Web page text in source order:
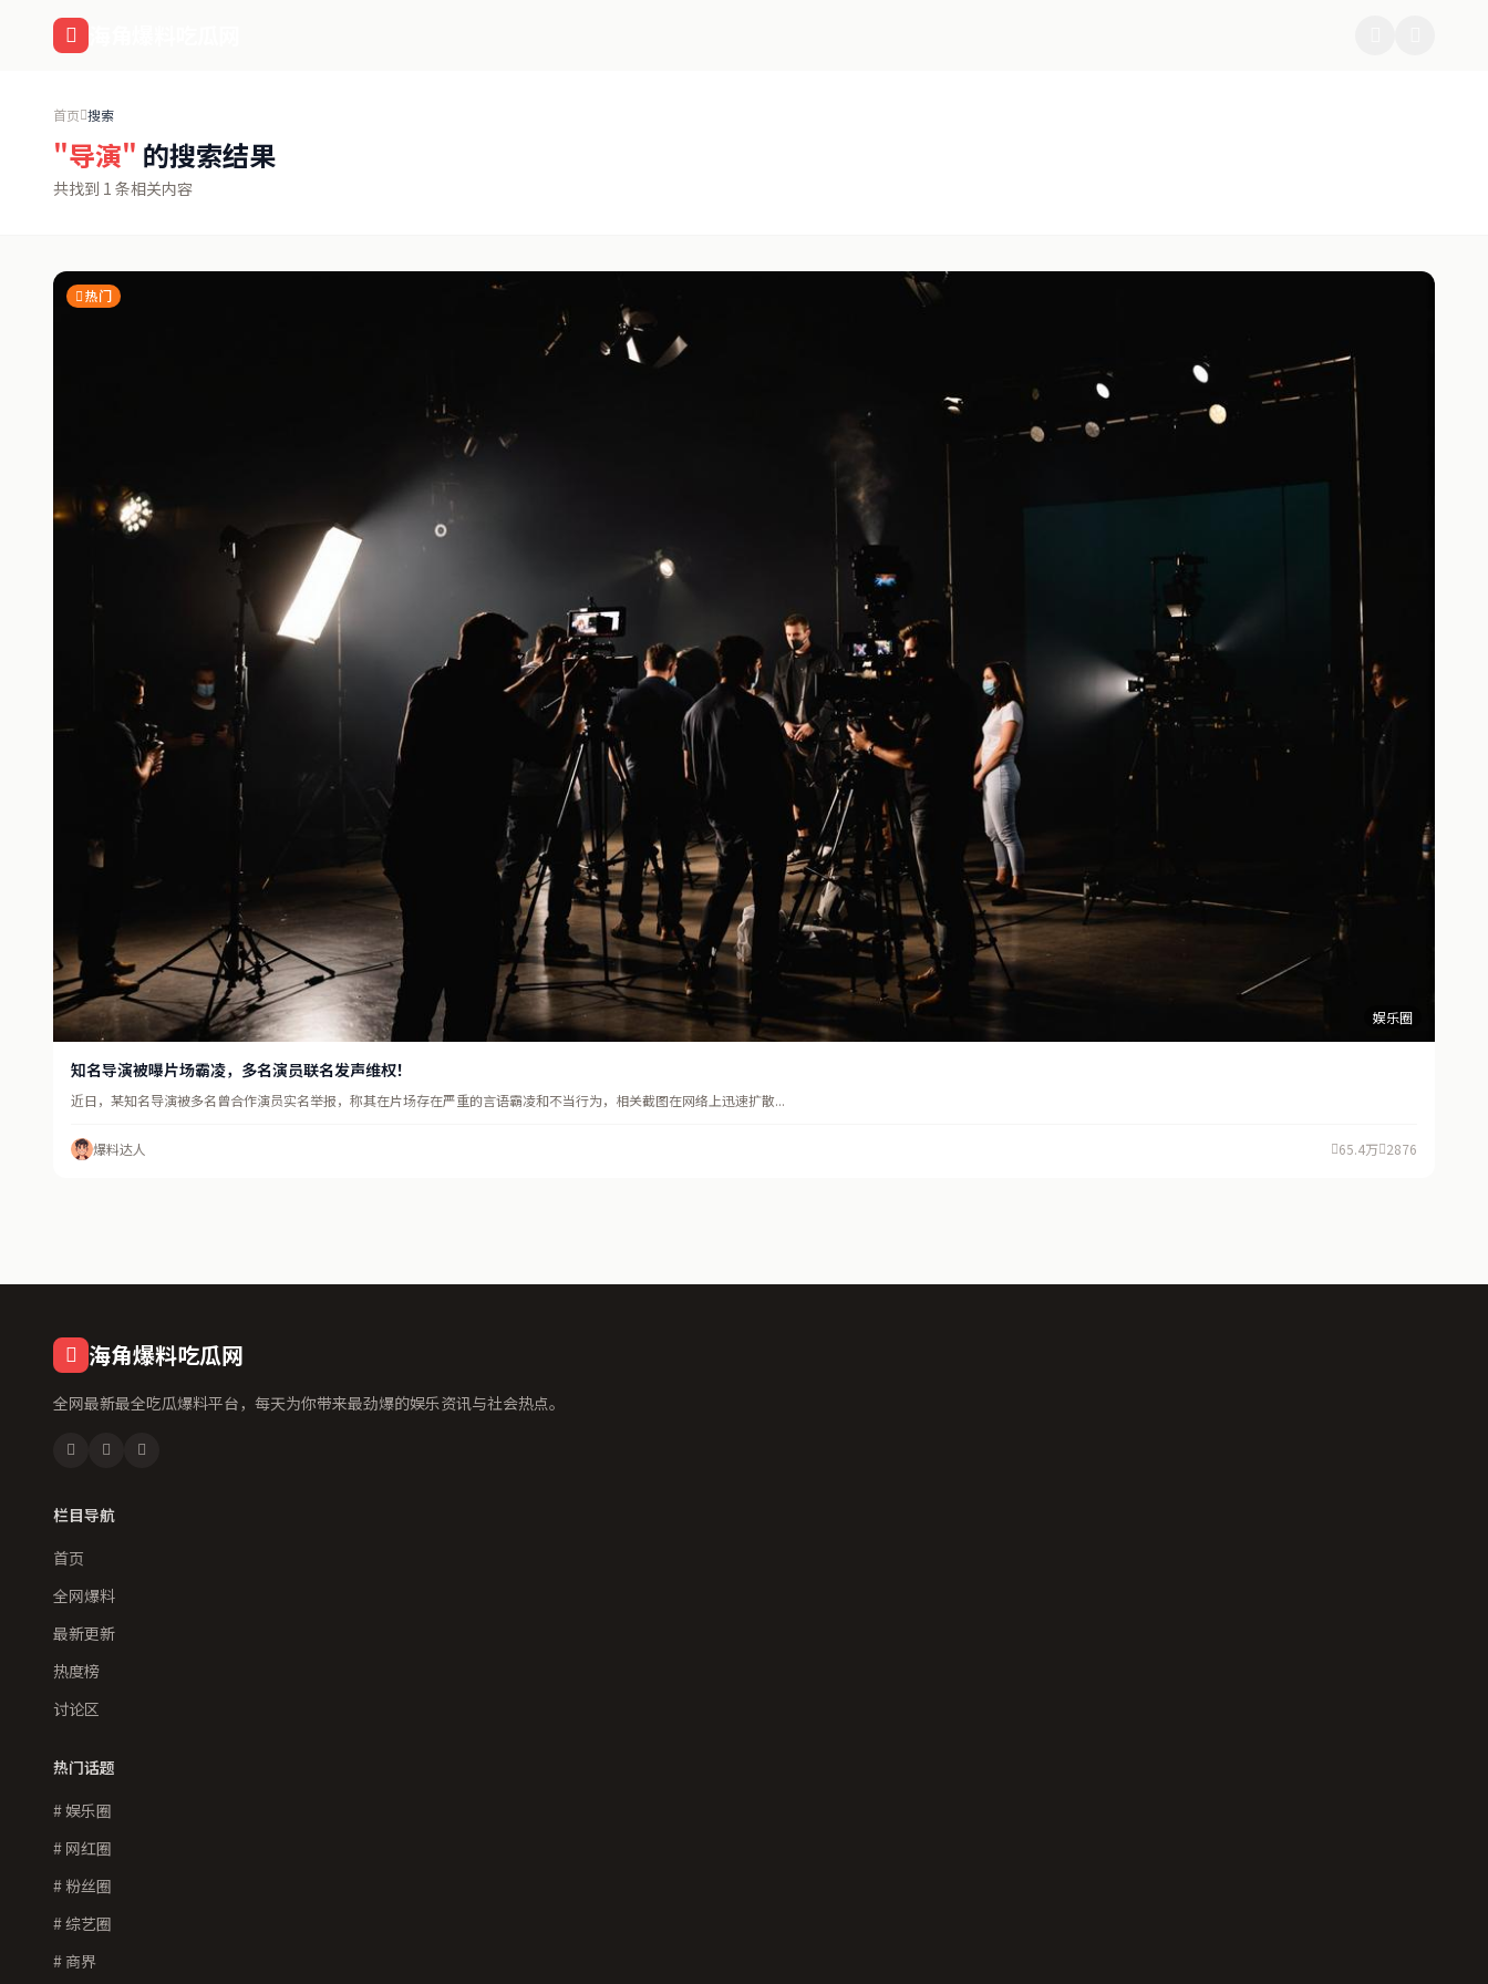
跳过导航
首页 搜索
"导演" 的搜索结果
共找到 1 条相关内容
热门
娱乐圈
知名导演被曝片场霸凌，多名演员联名发声维权！
近日，某知名导演被多名曾合作演员实名举报，称其在片场存在严重的言语霸凌和不当行为，相关截图在网络上迅速扩散...
爆料达人 65.4万 2876
海角爆料吃瓜网
全网最新最全吃瓜爆料平台，每天为你带来最劲爆的娱乐资讯与社会热点。
栏目导航
首页
全网爆料
最新更新
热度榜
讨论区
热门话题
# 娱乐圈
# 网红圈
# 粉丝圈
# 综艺圈
# 商界